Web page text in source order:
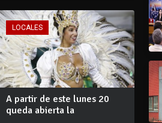
LOCALES
A partir de este lunes 20
queda abierta la